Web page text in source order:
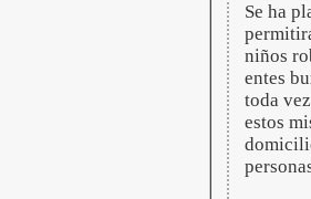
Se ha
niños
entes
toda
estos